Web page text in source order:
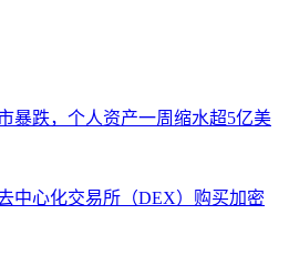
暴跌，个人资产一周缩水超5亿美
中心化交易所（DEX）购买加密